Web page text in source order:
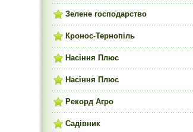
Зелене господарство
Кронос-Тернопіль
Насіння Плюс
Насіння Плюс
Рекорд Агро
Садівник